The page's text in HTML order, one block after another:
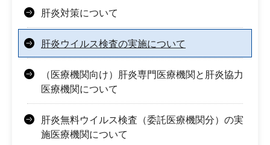
肝炎対策について
肝炎ウイルス検査の実施について
（医療機関向け）肝炎専門医療機関と肝炎協力
医療機関について
肝炎無料ウイルス検査（委託医療機関分）の実
施医療機関について